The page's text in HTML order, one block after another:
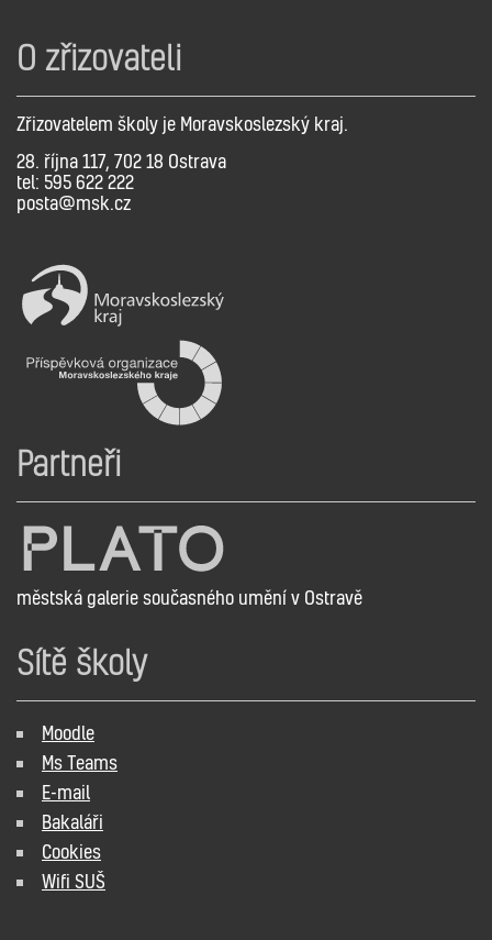
O zřizovateli
Zřizovatelem školy je Moravskoslezský kraj.
28. října 117, 702 18 Ostrava
tel: 595 622 222
posta@msk.cz
Partneři
městská galerie současného umění v Ostravě
Sítě školy
Moodle
Ms Teams
E-mail
Bakaláři
Cookies
Wifi SUŠ